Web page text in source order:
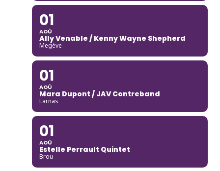
01
AOÛ
Ally Venable / Kenny Wayne Shepherd
Megève
01
AOÛ
Mara Dupont / JAV Contreband
Larnas
01
AOÛ
Estelle Perrault Quintet
Brou